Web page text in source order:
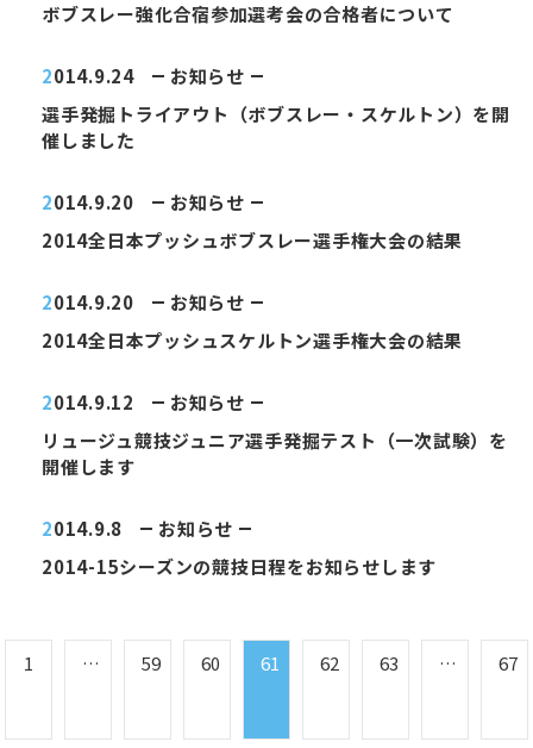
ボブスレー強化合宿参加選考会の合格者について
2014.9.24
お知らせ
選手発掘トライアウト（ボブスレー・スケルトン）を開
催しました
2014.9.20
お知らせ
2014全日本プッシュボブスレー選手権大会の結果
2014.9.20
お知らせ
2014全日本プッシュスケルトン選手権大会の結果
2014.9.12
お知らせ
リュージュ競技ジュニア選手発掘テスト（一次試験）を
開催します
2014.9.8
お知らせ
2014-15シーズンの競技日程をお知らせします
1 … 59 60 61 62 63 … 67